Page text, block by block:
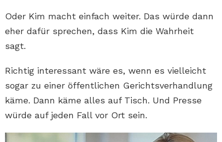
Oder Kim macht einfach weiter. Das würde dann
eher dafür sprechen, dass Kim die Wahrheit
sagt.
Richtig interessant wäre es, wenn es vielleicht
sogar zu einer öffentlichen Gerichtsverhandlung
käme. Dann käme alles auf Tisch. Und Presse
würde auf jeden Fall vor Ort sein.